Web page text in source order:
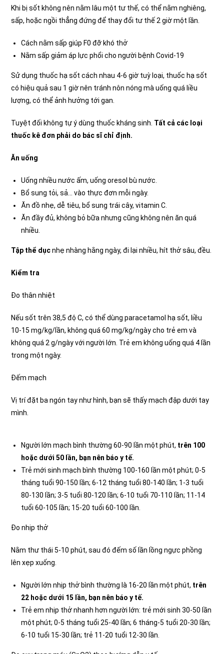
Khi bị sốt không nên nằm lâu một tư thế, có thể nằm nghiêng,
sấp, hoặc ngồi thẳng đứng để thay đổi tư thế 2 giờ một lần.
Cách nằm sấp giúp F0 đỡ khó thở
Nằm sấp giảm áp lực phổi cho người bệnh Covid-19
Sử dụng thuốc hạ sốt cách nhau 4-6 giờ tuỳ loại, thuốc hạ sốt
có hiệu quả sau 1 giờ nên tránh nôn nóng mà uống quá liều
lượng, có thể ảnh hưởng tới gan.
Tuyệt đối không tự ý dùng thuốc kháng sinh. Tất cả các loại
thuốc kê đơn phải do bác sĩ chỉ định.
Ăn uống
Uống nhiều nước ấm, uống oresol bù nước.
Bổ sung tỏi, sả… vào thực đơn mỗi ngày.
Ăn đồ nhẹ, dễ tiêu, bổ sung trái cây, vitamin C.
Ăn đầy đủ, không bỏ bữa nhưng cũng không nên ăn quá
nhiều.
Tập thể dụcnhẹ nhàng hằng ngày, đi lại nhiều, hít thở sâu, đều.
Kiểm tra
Đo thân nhiệt
Nếu sốt trên 38,5 độ C, có thể dùng paracetamol hạ sốt, liều
10-15 mg/kg/lần, không quá 60 mg/kg/ngày cho trẻ em và
không quá 2 g/ngày với người lớn. Trẻ em không uống quá 4 lần
trong một ngày.
Đếm mạch
Vị trí đặt ba ngón tay như hình, bạn sẽ thấy mạch đập dưới tay
mình.
Người lớn mạch bình thường 60-90 lần một phút, trên 100
hoặc dưới 50 lần, bạn nên báo y tế.
Trẻ mới sinh mạch bình thường 100-160 lần một phút; 0-5
tháng tuổi 90-150 lần; 6-12 tháng tuổi 80-140 lần; 1-3 tuổi
80-130 lần; 3-5 tuổi 80-120 lần; 6-10 tuổi 70-110 lần; 11-14
tuổi 60-105 lần; 15-20 tuổi 60-100 lần.
Đo nhịp thở
Nằm thư thái 5-10 phút, sau đó đếm số lần lồng ngực phồng
lên xẹp xuống.
Người lớn nhịp thở bình thường là 16-20 lần một phút, trên
22 hoặc dưới 15 lần, bạn nên báo y tế.
Trẻ em nhịp thở nhanh hơn người lớn: trẻ mới sinh 30-50 lần
một phút; 0-5 tháng tuổi 25-40 lần; 6 tháng-5 tuổi 20-30 lần;
6-10 tuổi 15-30 lần; trẻ 11-20 tuổi 12-30 lần.